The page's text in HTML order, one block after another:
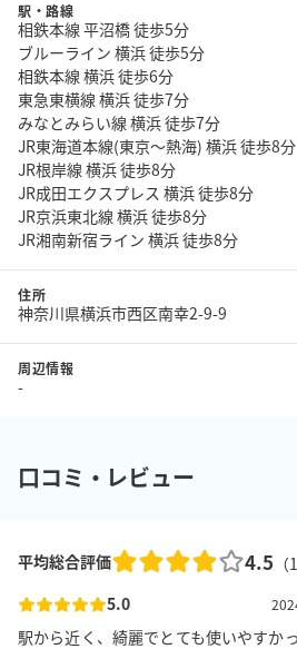
駅・路線
相鉄本線 平沼橋 徒歩5分
ブルーライン 横浜 徒歩5分
相鉄本線 横浜 徒歩6分
東急東横線 横浜 徒歩7分
みなとみらい線 横浜 徒歩7分
JR東海道本線(東京～熱海) 横浜 徒歩8分
JR根岸線 横浜 徒歩8分
JR成田エクスプレス 横浜 徒歩8分
JR京浜東北線 横浜 徒歩8分
JR湘南新宿ライン 横浜 徒歩8分
住所
神奈川県横浜市西区南幸2-9-9
周辺情報
-
口コミ・レビュー
平均総合評価 4.5 （
5.0
駅から近く、綺麗でとても使いやすか